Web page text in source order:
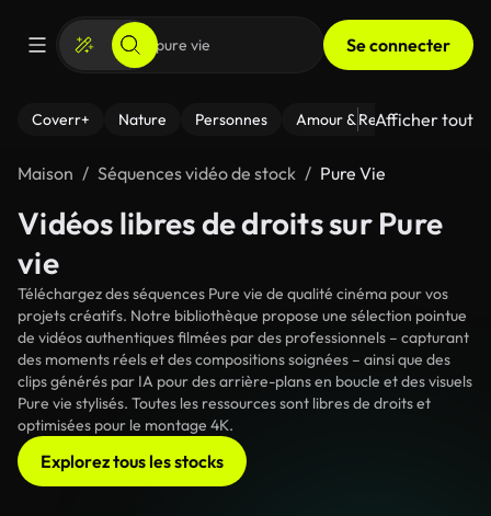
Se connecter
Coverr+ Nature Personnes Amour & Relations Le
Afficher tout
Maison Séquences vidéo de stock Pure Vie
Vidéos libres de droits sur Pure
vie
Téléchargez des séquences Pure vie de qualité cinéma pour vos
projets créatifs. Notre bibliothèque propose une sélection pointue
de vidéos authentiques filmées par des professionnels – capturant
des moments réels et des compositions soignées – ainsi que des
clips générés par IA pour des arrière-plans en boucle et des visuels
Pure vie stylisés. Toutes les ressources sont libres de droits et
optimisées pour le montage 4K.
Explorez tous les stocks